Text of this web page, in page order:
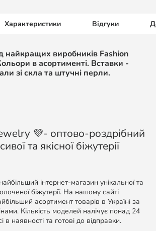
Характеристики Відгуки
найкращих виробників Fashion
в асортименті. Вставки -
зі скла та штучні перли.
💜- оптово-роздрібний
та якісної біжутерії
інтернет-магазин унікальної та
біжутерії. На нашому сайті
асортимент товарів в Україні за
Кількість моделей налічує понад 24
в наявності та готові до відправки.